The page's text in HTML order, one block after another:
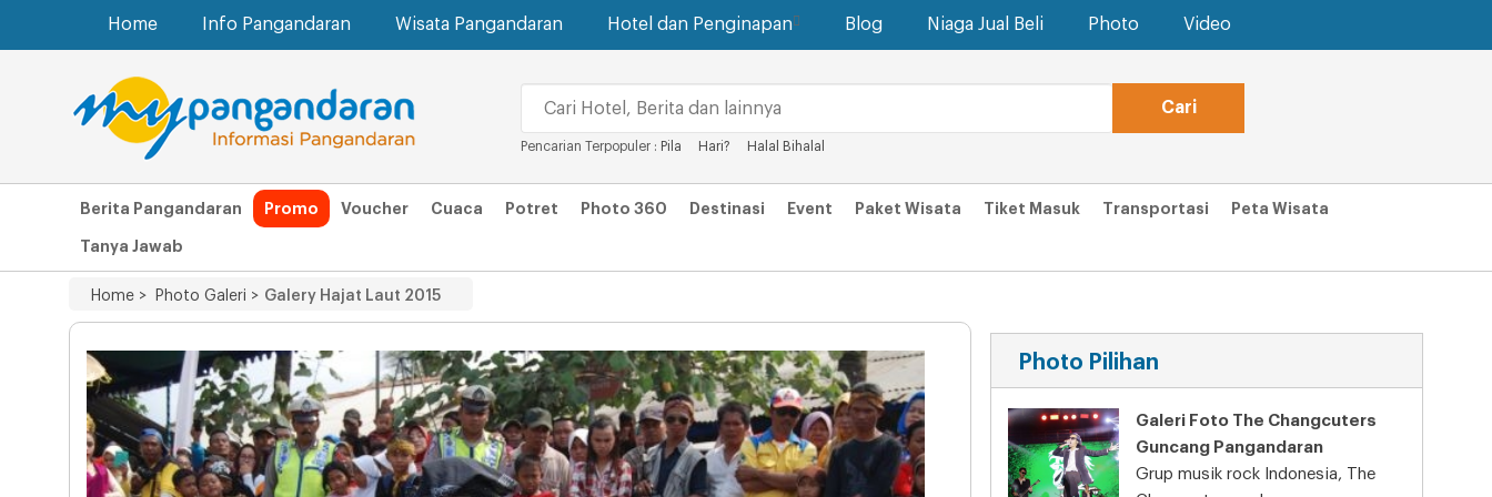
Home Info Pangandaran Wisata Pangandaran Hotel dan Penginapan Blog Niaga Jual Beli Photo Video
Pencarian Terpopuler : Pila Hari? Halal Bihalal
Berita Pangandaran Promo Voucher Cuaca Potret Photo 360 Destinasi Event Paket Wisata Tiket Masuk Transportasi Peta Wisata
Tanya Jawab
Home > Photo Galeri > Galery Hajat Laut 2015
Photo Pilihan
Galeri Foto The Changcuters
Guncang Pangandaran
Grup musik rock Indonesia, The